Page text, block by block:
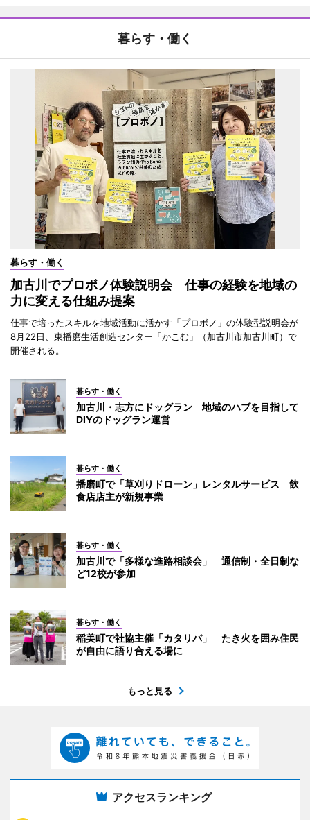
暮らす・働く
暮らす・働く
加古川でプロボノ体験説明会 仕事の経験を地域の
力に変える仕組み提案
仕事で培ったスキルを地域活動に活かす「プロボノ」の体験型説明会が
8月22日、東播磨生活創造センター「かこむ」（加古川市加古川町）で
開催される。
暮らす・働く
加古川・志方にドッグラン 地域のハブを目指して
DIYのドッグラン運営
暮らす・働く
播磨町で「草刈りドローン」レンタルサービス 飲
食店店主が新規事業
暮らす・働く
加古川で「多様な進路相談会」 通信制・全日制な
ど12校が参加
暮らす・働く
稲美町で社協主催「カタリバ」 たき火を囲み住民
が自由に語り合える場に
もっと見る
アクセスランキング